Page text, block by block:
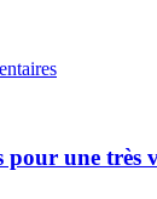
pour une très